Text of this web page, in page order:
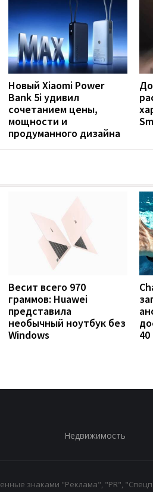
Новый Xiaomi Power
Bank 5i удивил
сочетанием цены,
мощности и
продуманного дизайна
Весит всего 970
граммов: Huawei
представила
необычный ноутбук без
Windows
Недвижимость
знаками "Реклама", "PR",